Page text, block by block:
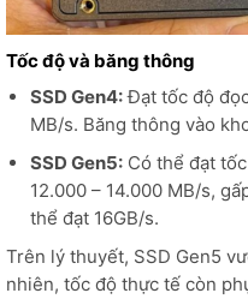
Tốc độ và băng thông
SSD Gen4:Đạt tốc độ
MB/s. Băng thông vào
SSD Gen5:Có thể đạt
12.000 – 14.000 MB/s,
thể đạt 16GB/s.
Trên lý thuyết, SSD Gen5
nhiên, tốc độ thực tế còn